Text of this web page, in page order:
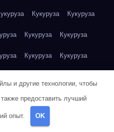
Кукуруза Кукуруза
Кукуруза Кукуруза
Кукуруза Кукуруза
грудка Куриная грудка
грудка Куриная грудка
и другие технологии, чтобы
предоставить лучший
опыт. OK